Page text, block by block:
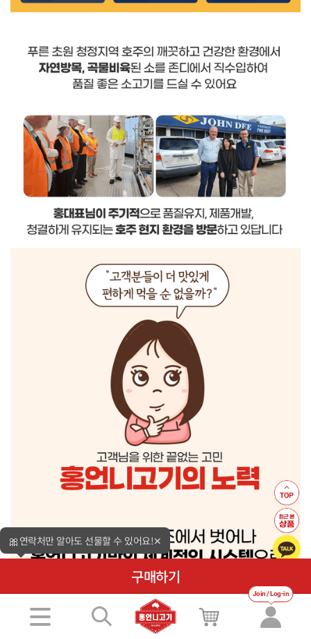
Join / Log-in
🎀 연락처만 알아도 선물할 수 있어요!✕
구매하기